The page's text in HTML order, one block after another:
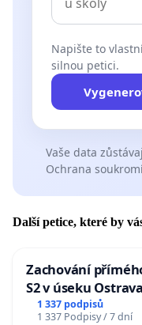
Napište to
silnou petici.
Vaše data
Ochrana
Další petice, které by
Zachování
S2 v úseku
u Jablunkova
1 337 podpisů
1 337 Podpisy / 7 dní